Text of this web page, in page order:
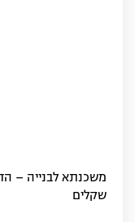
משכנתא לבנייה –
שקלים